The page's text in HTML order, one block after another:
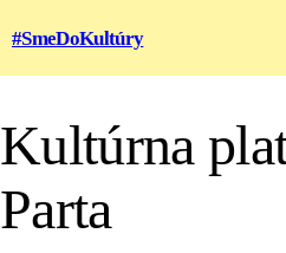
#SmeDoKultúry
Kultúrna
Parta